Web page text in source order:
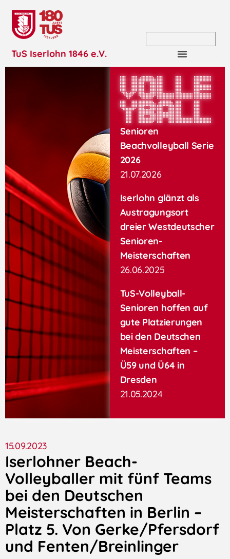
TuS Iserlohn 1846 e.V.
Volle
yball
Senioren
Beachvolleyball Serie
2026
21.07.2026
Iserlohn glänzt als
Austragungsort
dreier Westdeutscher
Senioren-
Meisterschaften
26.06.2025
TuS-Volleyball-
Senioren hoffen auf
gute Platzierungen
bei den Deutschen
Meisterschaften –
Ü59 und Ü64 in
Dresden
21.05.2024
15.09.2023
Iserlohner Beach-
Volleyballer mit fünf Teams
bei den Deutschen
Meisterschaften in Berlin –
Platz 5. Von Gerke/Pfersdorf
und Fenten/Breinlinger